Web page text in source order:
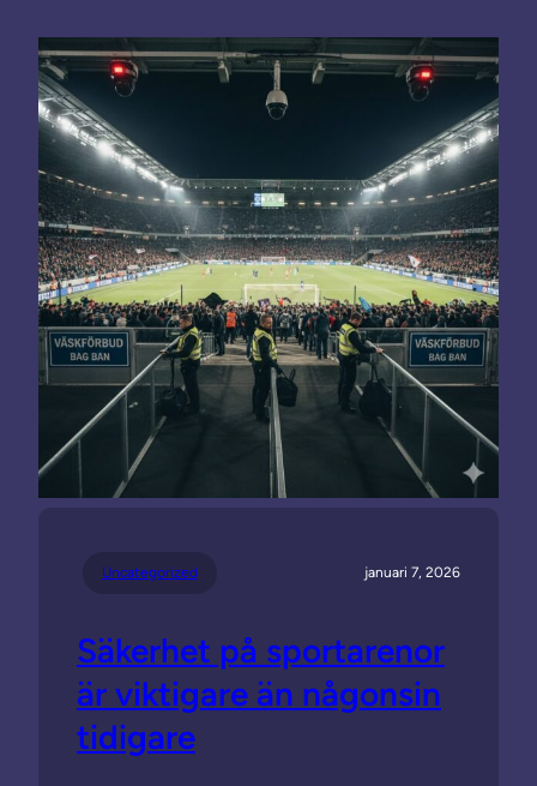
Uncategorized januari 7, 2026
Säkerhet på sportarenor
är viktigare än någonsin
tidigare